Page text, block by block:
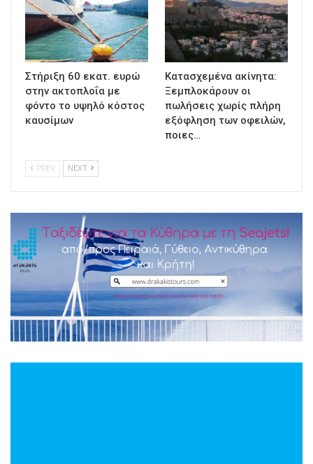
Στήριξη 60 εκατ. ευρώ
στην ακτοπλοΐα με
φόντο το υψηλό κόστος
καυσίμων
Κατασχεμένα ακίνητα:
Ξεμπλοκάρουν οι
πωλήσεις χωρίς πλήρη
εξόφληση των οφειλών,
ποιες…
PREV NEXT